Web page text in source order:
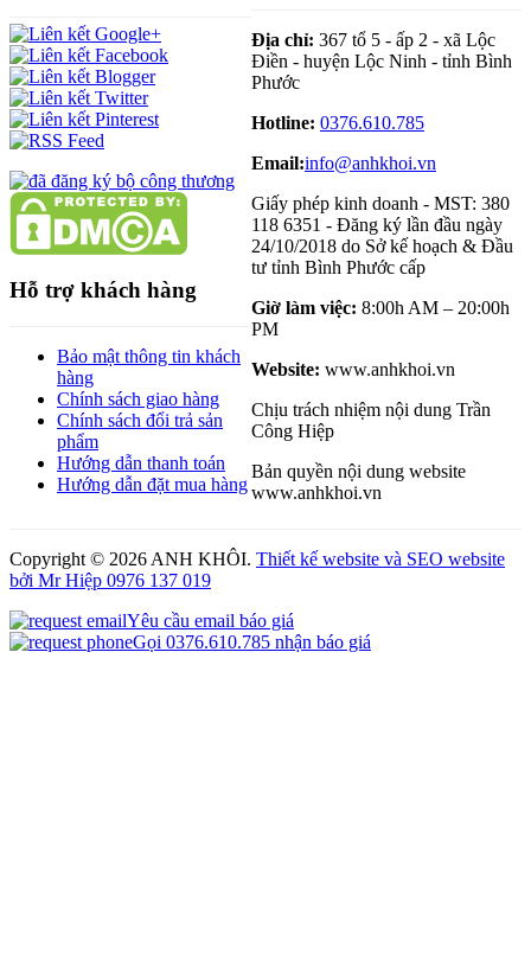
Hỗ trợ khách hàng
Bảo mật thông tin khách
hàng
Chính sách giao hàng
Chính sách đổi trả sản
phẩm
Hướng dẫn thanh toán
Hướng dẫn đặt mua hàng
Địa chỉ: 367 tổ 5 - ấp 2 - xã Lộc
Điền - huyện Lộc Ninh - tỉnh Bình
Phước
Hotline: 0376.610.785
Email:info@anhkhoi.vn
Giấy phép kinh doanh - MST: 380
118 6351 - Đăng ký lần đầu ngày
24/10/2018 do Sở kế hoạch & Đầu
tư tỉnh Bình Phước cấp
Giờ làm việc: 8:00h AM – 20:00h
PM
Website: www.anhkhoi.vn
Chịu trách nhiệm nội dung Trần
Công Hiệp
Bản quyền nội dung website
www.anhkhoi.vn
Copyright © 2026 ANH KHÔI. Thiết kế website và SEO website
bởi Mr Hiệp 0976 137 019
Yêu cầu email báo giá
Gọi 0376.610.785 nhận báo giá